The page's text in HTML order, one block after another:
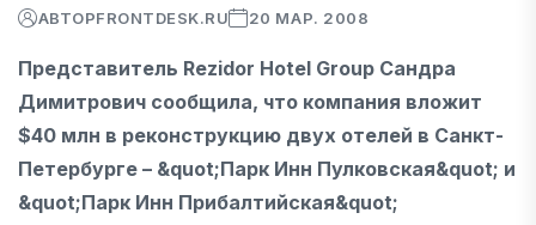
АВТОРFRONTDESK.RU 20 МАР. 2008
Представитель Rezidor Hotel Group Сандра
Димитрович сообщила, что компания вложит
$40 млн в реконструкцию двух отелей в Санкт-
Петербурге – &quot;Парк Инн Пулковская&quot; и
&quot;Парк Инн Прибалтийская&quot;